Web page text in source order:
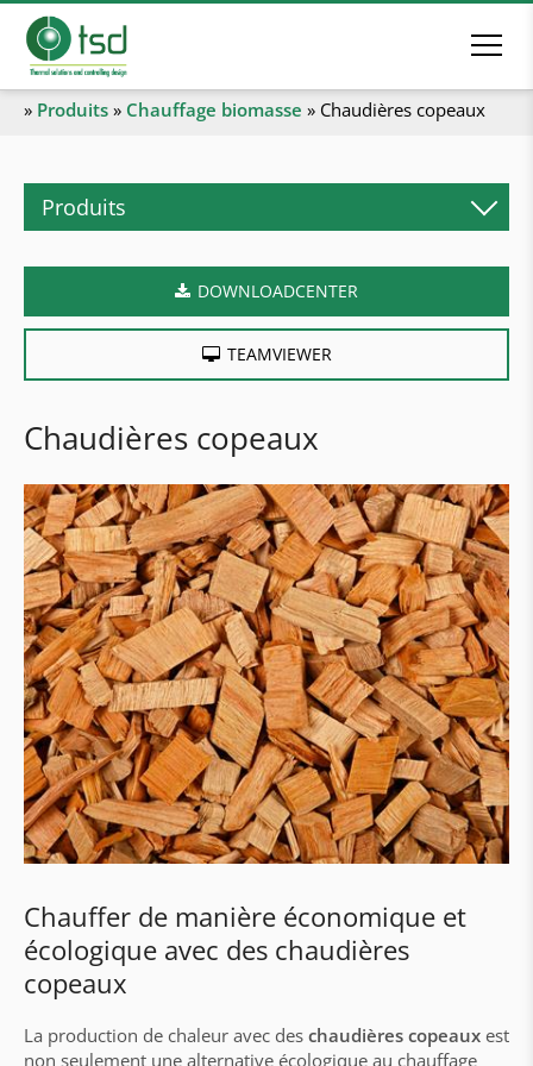
» Produits » Chauffage biomasse » Chaudières copeaux
Produits
Chaudières bûches
Chaudières combinées
Chaudières copeaux
Chaufferies en conteneur
Accumulateurs
Primes & subventions
Sous-stations & stations satellites
Sous-stations
Régulation et visualisation aqo360°
Stations d'appartements
Automatisation des bâtiments & travaux
électrique
Construction d'armoires électriques
Travaux électriques & câblage
DOWNLOADCENTER
TEAMVIEWER
Chaudières copeaux
Chauffer de manière économique et
écologique avec des chaudières
copeaux
La production de chaleur avec des chaudières copeaux est
non seulement une alternative écologique au chauffage